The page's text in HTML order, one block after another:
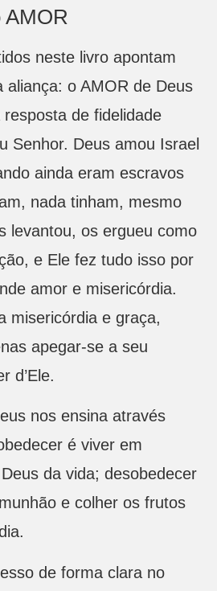
AMOR
neste livro apontam
aliança: o AMOR de Deus
de fidelidade
Senhor. Deus amou Israel
ainda eram escravos
nada tinham, mesmo
levantou, os ergueu como
e Ele fez tudo isso por
amor e misericórdia.
misericórdia e graça,
apegar-se a seu
d’Ele.
nos ensina através
é viver em
da vida; desobedecer
e colher os frutos
de forma clara no